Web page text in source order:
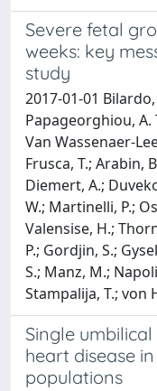
Severe fetal
weeks: key
study
2017-01-01 Bilardo,
Papageorghiou, A.
Van Wassenaer-
Frusca, T.; Arabin,
Diemert, A.;
W.; Martinelli, P.;
Valensise, H.;
P.; Gordjin, S.;
S.; Manz, M.;
Stampalija, T.; von
Single
heart disease
populations